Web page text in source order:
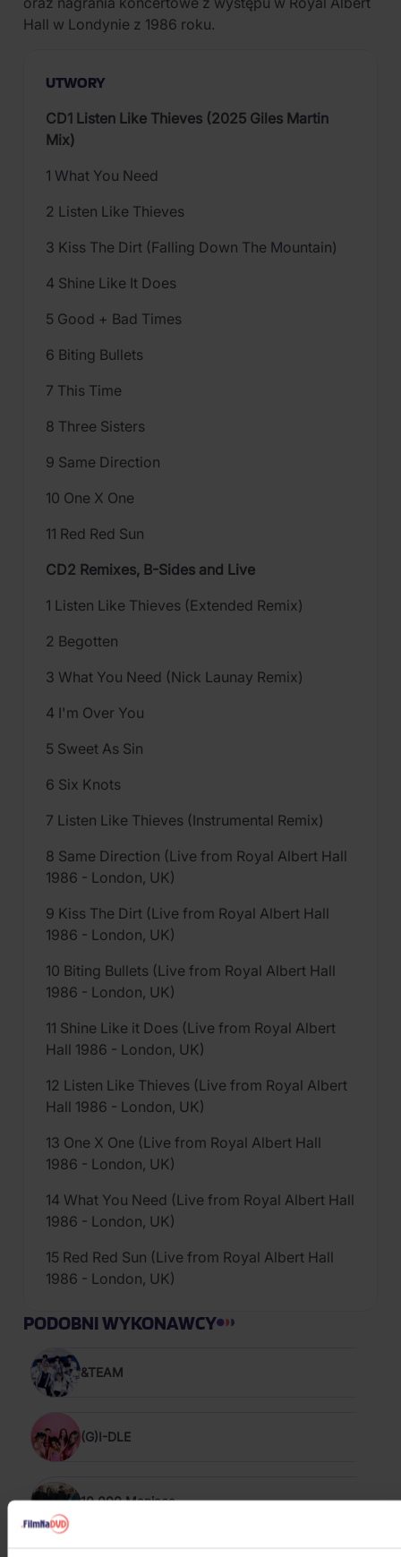
Hall w Londynie z 1986 roku.
UTWORY
CD1 Listen Like Thieves (2025 Giles Martin
Mix)
1 What You Need
2 Listen Like Thieves
3 Kiss The Dirt (Falling Down The Mountain)
4 Shine Like It Does
5 Good + Bad Times
6 Biting Bullets
7 This Time
8 Three Sisters
9 Same Direction
10 One X One
11 Red Red Sun
CD2 Remixes, B-Sides and Live
1 Listen Like Thieves (Extended Remix)
2 Begotten
3 What You Need (Nick Launay Remix)
4 I'm Over You
5 Sweet As Sin
6 Six Knots
7 Listen Like Thieves (Instrumental Remix)
8 Same Direction (Live from Royal Albert Hall
1986 - London, UK)
9 Kiss The Dirt (Live from Royal Albert Hall
1986 - London, UK)
10 Biting Bullets (Live from Royal Albert Hall
1986 - London, UK)
11 Shine Like it Does (Live from Royal Albert
Hall 1986 - London, UK)
12 Listen Like Thieves (Live from Royal Albert
Hall 1986 - London, UK)
13 One X One (Live from Royal Albert Hall
1986 - London, UK)
14 What You Need (Live from Royal Albert Hall
1986 - London, UK)
15 Red Red Sun (Live from Royal Albert Hall
1986 - London, UK)
PODOBNI WYKONAWCY
&TEAM
(G)I-DLE
10,000 Maniacs